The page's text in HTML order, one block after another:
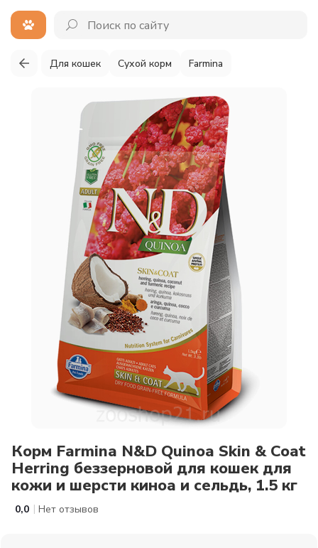
Для кошек Сухой корм Farmina
Корм Farmina N&D Quinoa Skin & Coat
Herring беззерновой для кошек для
кожи и шерсти киноа и сельдь, 1.5 кг
0,0 | Нет отзывов